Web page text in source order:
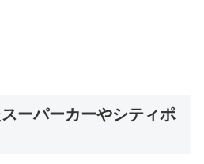
ーパーカーやシティポ